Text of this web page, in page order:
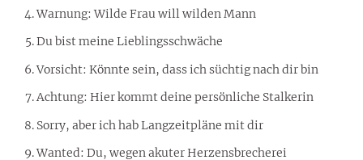
Warnung: Wilde Frau will wilden Mann
Du bist meine Lieblingsschwäche
Vorsicht: Könnte sein, dass ich süchtig nach dir bin
Achtung: Hier kommt deine persönliche Stalkerin
Sorry, aber ich hab Langzeitpläne mit dir
Wanted: Du, wegen akuter Herzensbrecherei